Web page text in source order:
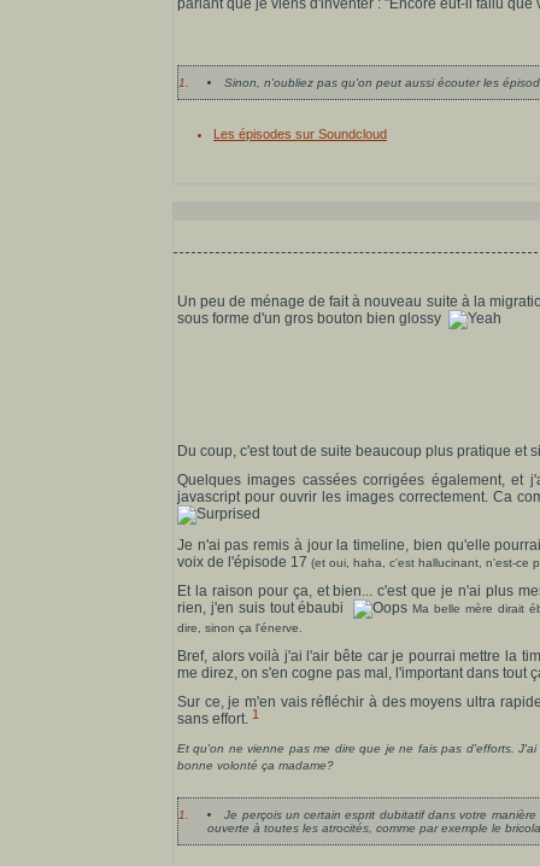
parlant que je viens d'inventer : "Encore eut-il fallu
1. Sinon, n'oubliez pas qu'on peut aussi écouter les
Les épisodes sur Soundcloud
Un peu de ménage de fait à nouveau suite à la
sous forme d'un gros bouton bien glossy
Du coup, c'est tout de suite beaucoup plus pratique et
Quelques images cassées corrigées également, et
javascript pour ouvrir les images correctement. Ca
Je n'ai pas remis à jour la timeline, bien qu'elle
voix de l'épisode 17 (et oui, haha, c'est hallucinant, n'est-ce
Et la raison pour ça, et bien... c'est que je n'ai plus
rien, j'en suis tout ébaubi
Ma belle mère dirait
dire, sinon ça l'énerve.
Bref, alors voilà j'ai l'air bête car je pourrai mettre la
me direz, on s'en cogne pas mal, l'important dans tout
Sur ce, je m'en vais réfléchir à des moyens ultra
sans effort. 1
Et qu'on ne vienne pas me dire que je ne fais pas d'efforts.
bonne volonté ça madame?
1.
Je perçois un certain esprit dubitatif dans votre
ouverte à toutes les atrocités, comme par exemple le